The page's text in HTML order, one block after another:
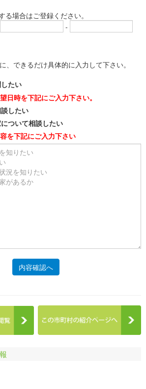
る場合はご登録ください。
-
、できるだけ具体的に入力して下さい。
たい
日時を下記にご入力下さい。
したい
ついて相談したい
を下記にご入力下さい
内容確認へ